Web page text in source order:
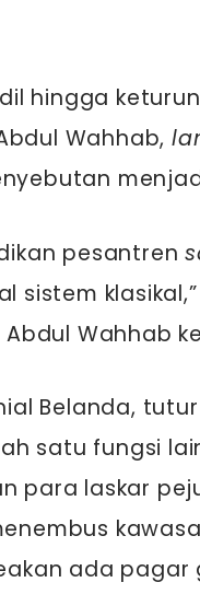
hingga
Wahhab,
pesantren
sistem
Wahhab
Belanda,
satu fungsi
para laskar
ada